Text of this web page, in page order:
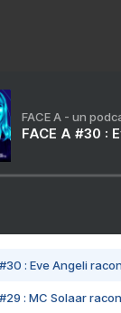
FACE A - un
FACE A #30 :
#30 : Eve Angeli
#29 : MC Solaar